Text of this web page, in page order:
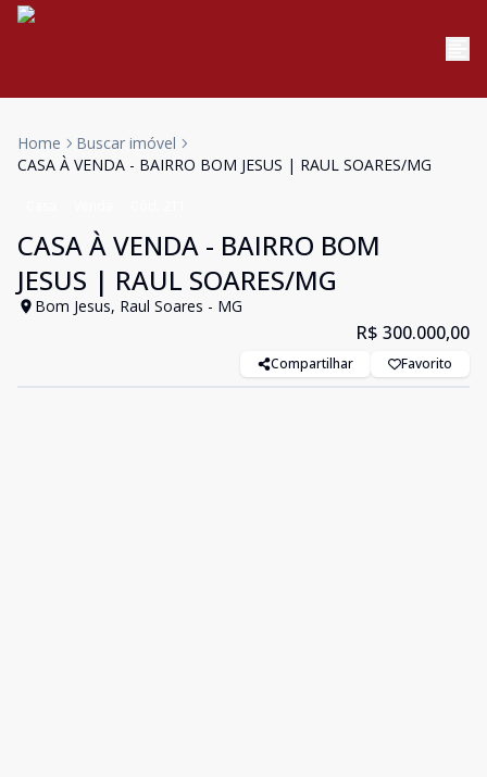
Home
Buscar imóvel
CASA À VENDA - BAIRRO BOM JESUS | RAUL SOARES/MG
CASA À VENDA - BAIRRO BOM
JESUS | RAUL SOARES/MG
Bom Jesus, Raul Soares - MG
R$ 300.000,00
Compartilhar Favorito